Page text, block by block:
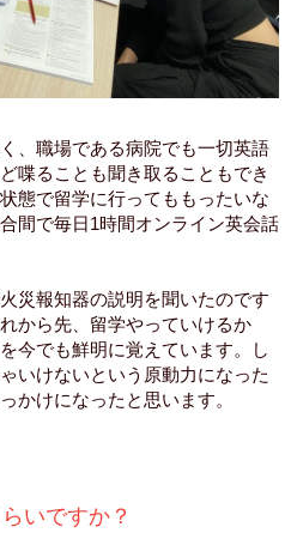
、職場である病院でも一切英語
喋ることも聞き取ることもでき
態で留学に行ってももったいな
間で毎日1時間オンライン英会話
災報知器の説明を聞いたのです
から先、留学やっていけるか
今でも鮮明に覚えています。し
いけないという原動力になった
かけになったと思います。
いですか？